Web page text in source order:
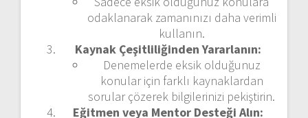
odaklanarak zamanınızı daha verimli
kullanın.
Kaynak Çeşitliliğinden Yararlanın:
Denemelerde eksik olduğunuz
konular için farklı kaynaklardan
sorular çözerek bilgilerinizi pekiştirin.
Eğitmen veya Mentor Desteği Alın: